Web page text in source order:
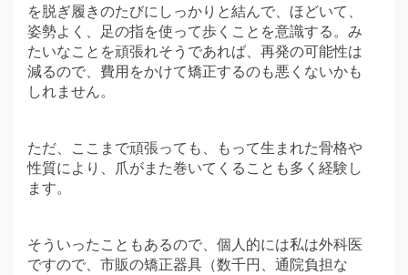
を脱ぎ履きのたびにしっかりと結んで、ほどいて、
姿勢よく、足の指を使って歩くことを意識する。み
たいなことを頑張れそうであれば、再発の可能性は
減るので、費用をかけて矯正するのも悪くないかも
しれません。
ただ、ここまで頑張っても、もって生まれた骨格や
性質により、爪がまた巻いてくることも多く経験し
ます。
そういったこともあるので、個人的には私は外科医
ですので、市販の矯正器具（数千円、通院負担な